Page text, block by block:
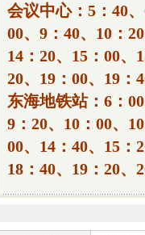
会议中心：5：40
00、9：40、10：
14：20、15：00、
20、19：00、19：
东海地铁站：6：
9：20、10：00、
00、14：40、15：
18：40、19：20、